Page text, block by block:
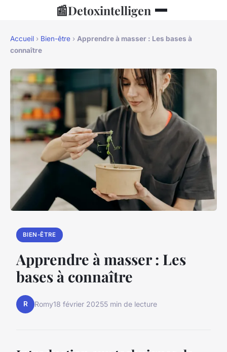
📰Detoxintelligen
Accueil › Bien-être › Apprendre à masser : Les bases à
connaître
BIEN-ÊTRE
Apprendre à masser : Les
bases à connaître
R Romy18 février 20255 min de lecture